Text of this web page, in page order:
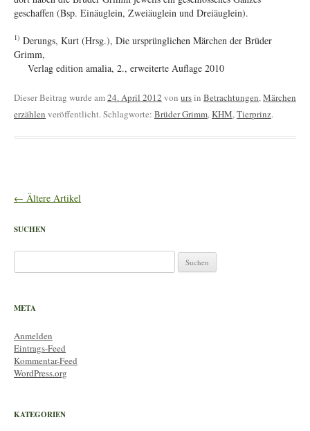
geschaffen (Bsp. Einäuglein, Zweiäuglein und Dreiäuglein).
1) Derungs, Kurt (Hrsg.), Die ursprünglichen Märchen der Brüder
Grimm,
Verlag edition amalia, 2., erweiterte Auflage 2010
Dieser Beitrag wurde am 24. April 2012 von ursin Betrachtungen, Märchen
erzählen veröffentlicht. Schlagworte: Brüder Grimm, KHM, Tierprinz.
Artikel-
← Ältere Artikel
SUCHEN
nach:
META
Anmelden
Eintrags-Feed
Kommentar-Feed
WordPress.org
KATEGORIEN